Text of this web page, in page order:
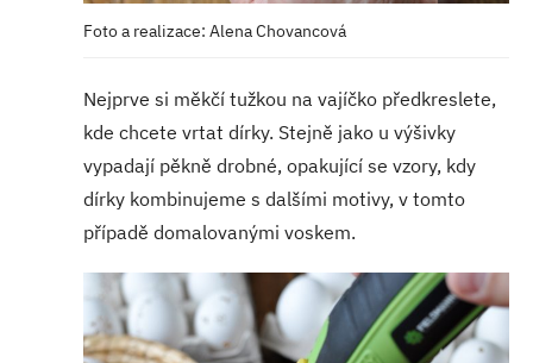
Foto a realizace: Alena Chovancová
Nejprve si měkčí tužkou na vajíčko předkreslete,
kde chcete vrtat dírky. Stejně jako u výšivky
vypadají pěkně drobné, opakující se vzory, kdy
dírky kombinujeme s dalšími motivy, v tomto
případě domalovanými voskem.